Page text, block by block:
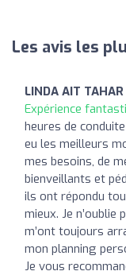
Les avis les
LINDA AIT TAHAR
Expérience
heures de
eu les meilleurs
mes besoins, de
bienveillants et
ils ont répondu
mieux. Je n’oublie
m’ont toujours
mon planning
Je vous